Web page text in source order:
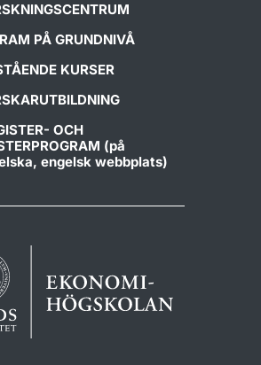
PÅ GRUNDNIVÅ
KURSER
OCH
(på
engelsk webbplats)